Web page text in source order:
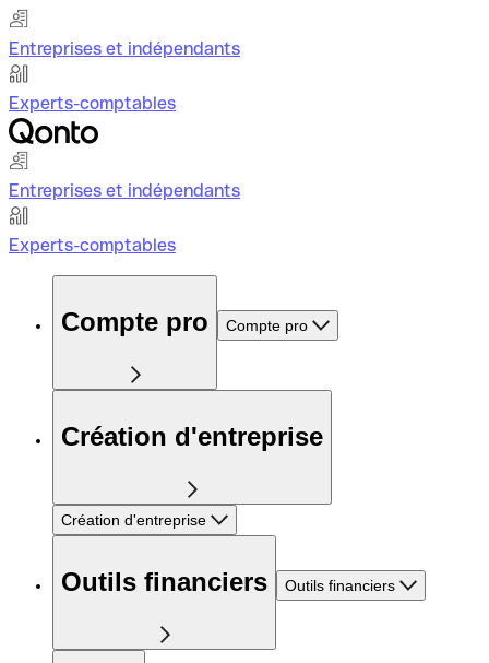
Entreprises et indépendants
Experts-comptables
Entreprises et indépendants
Experts-comptables
Compte pro Compte pro
Création d'entreprise
Création d'entreprise
Outils financiers Outils financiers